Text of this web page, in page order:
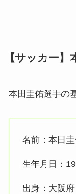
【サッカー
本田圭佑選手の
名前：本田
生年月日：
出身：大阪府